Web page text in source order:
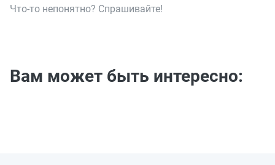
Что-то непонятно? Спрашивайте!
Вам может быть интересно: